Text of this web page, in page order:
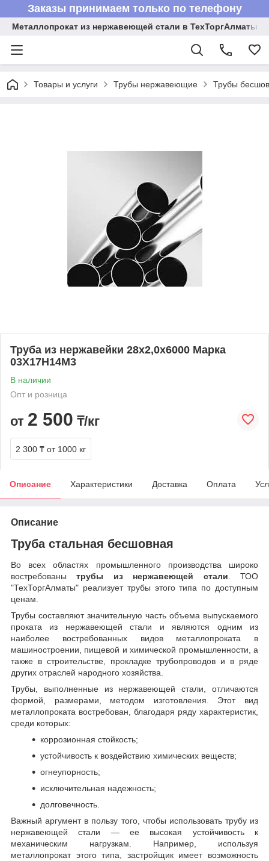
Заказы принимаем только по телефону
Металлопрокат из нержавеющей стали в ТехТоргАлматы
Товары и услуги Трубы нержавеющие Трубы
Труба из нержавейки 28х2,0х6000 Марка
03Х17Н14М3
В наличии
Опт и розница
от 2 500 ₸/кг
2 300 ₸ от 1000 кг
Описание Характеристики Доставка Оплата
Описание
Труба стальная бесшовная
Во всех областях промышленного производства широко
востребованытрубы из нержавеющей стали. ТОО
"ТехТоргАлматы" реализует трубы этого типа по доступным
ценам.
Трубы составляют значительную часть объема выпускаемого
проката из нержавеющей стали и являются одним из
наиболее востребованных видов металлопроката в
машиностроении, пищевой и химической промышленности, а
также в строительстве, прокладке трубопроводов и в ряде
других отраслей народного хозяйства.
Трубы, выполненные из нержавеющей стали, отличаются
формой, размерами, методом изготовления. Этот вид
металлопроката востребован, благодаря ряду характеристик,
среди которых:
коррозионная стойкость;
устойчивость к воздействию химических веществ;
огнеупорность;
исключительная надежность;
долговечность.
Важный аргумент в пользу того, чтобы использовать трубу из
нержавеющей стали — ее высокая устойчивость к
механическим нагрузкам. Например, используя
металлопрокат этого типа, застройщик имеет возможность